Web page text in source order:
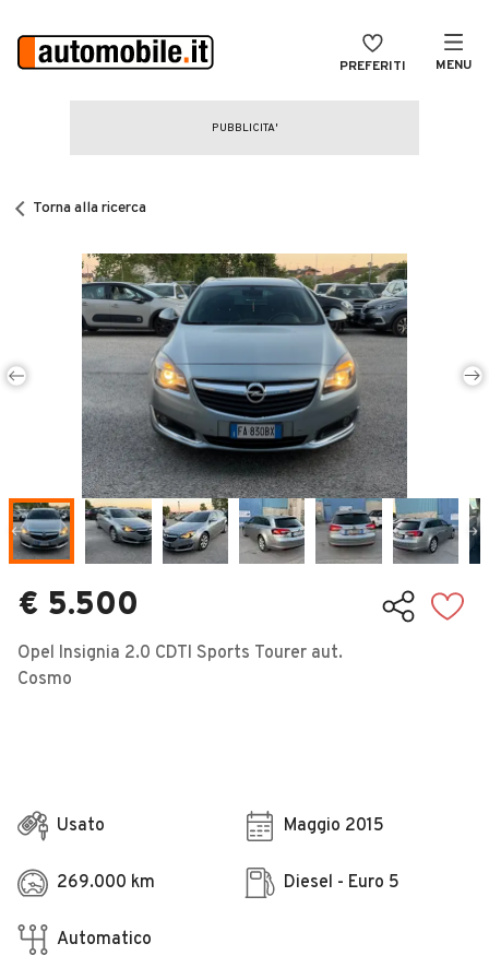
PREFERITI MENU
CERCA
Auto Nuove
Noleggio a lungo termine
Auto d'epoca
Moto
Camper
Veicoli Commerciali
Concessionari
Torna alla ricerca
€ 5.500
Opel Insignia 2.0 CDTI Sports Tourer aut.
Cosmo
Usato Maggio 2015
269.000 km Diesel - Euro 5
Automatico